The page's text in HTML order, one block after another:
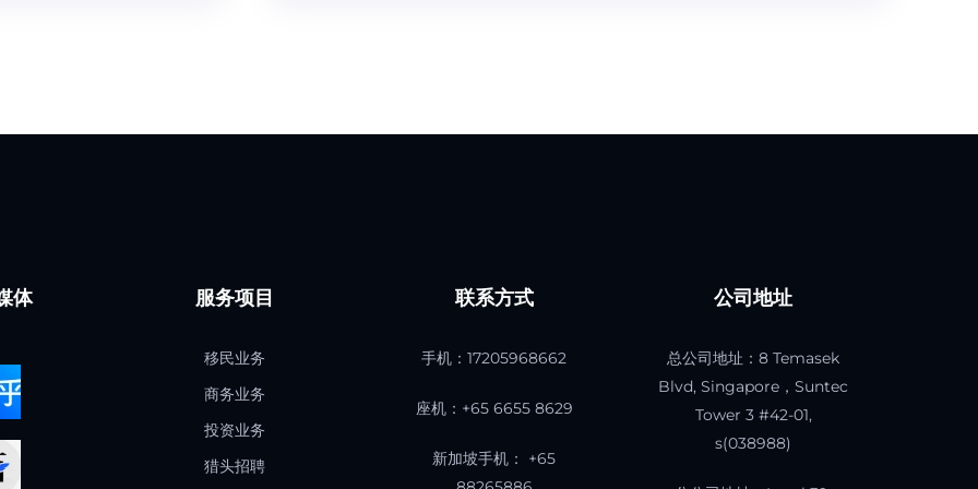
体 服务项目
移民业务
商务业务
投资业务
猎头招聘
联系方式
手机：17205968662
座机：+65 6655 8629
新加坡手机： +65
公司地址
总公司地址：8 Temasek
Blvd, Singapore，Suntec
Tower 3 #42-01,
s(038988)